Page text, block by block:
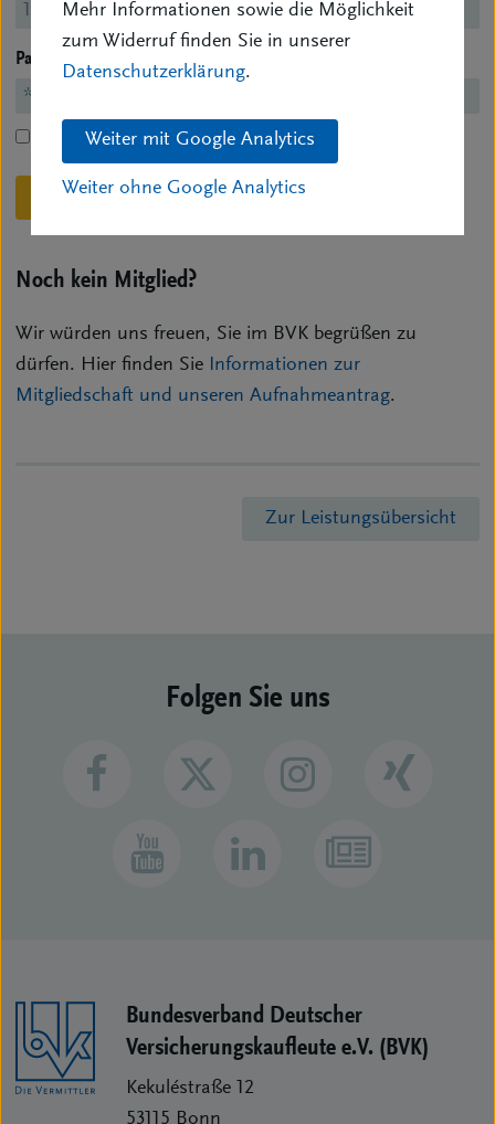
Mehr Informationen sowie die Möglichkeit
zum Widerruf finden Sie in unserer
Datenschutzerklärung.
Weiter mit Google Analytics
Weiter ohne Google Analytics
Passwort
Dauerhafter Login
Einloggen Passwort vergessen?
Noch kein Mitglied?
Wir würden uns freuen, Sie im BVK begrüßen zu
dürfen. Hier finden Sie Informationen zur
Mitgliedschaft und unseren Aufnahmeantrag.
Zur Leistungsübersicht
Folgen Sie uns
Bundesverband Deutscher
Versicherungs­kaufleute e.V. (BVK)
Kekuléstraße 12
53115 Bonn